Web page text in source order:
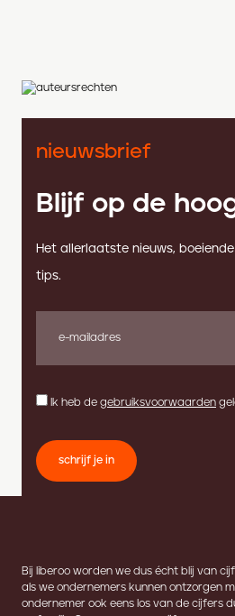
nieuwsbrief
Blijf op de
Het allerlaatste nieuws,
tips.
Ik heb de gebruiksvoorwaarden
schrijf je in
Bij liberoo worden we dus écht blij van
als we ondernemers kunnen ontzorgen
ondernemer ook eens los van de cijfers